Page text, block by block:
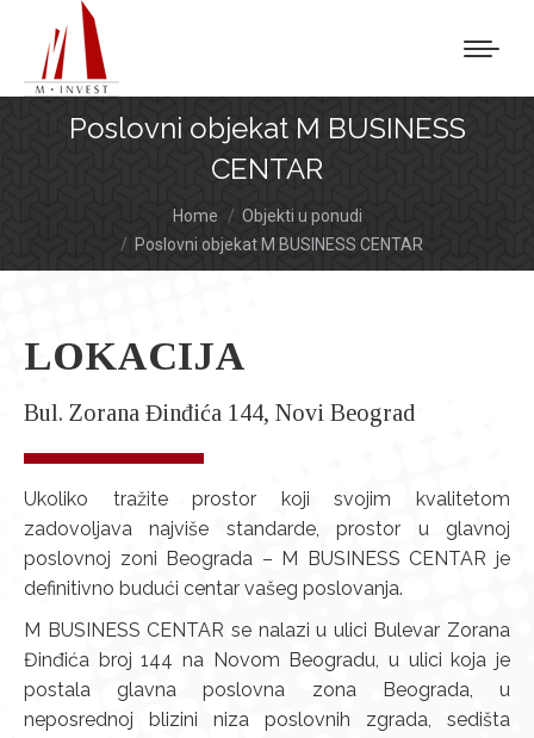
Poslovni objekat M BUSINESS
CENTAR
Home
Objekti u ponudi
Poslovni objekat M BUSINESS CENTAR
LOKACIJA
Bul. Zorana Đinđića 144, Novi Beograd
Ukoliko tražite prostor koji svojim kvalitetom
zadovoljava najviše standarde, prostor u glavnoj
poslovnoj zoni Beograda – M BUSINESS CENTAR je
definitivno budući centar vašeg poslovanja.
M BUSINESS CENTAR se nalazi u ulici Bulevar Zorana
Đinđića broj 144 na Novom Beogradu, u ulici koja je
postala glavna poslovna zona Beograda, u
neposrednoj blizini niza poslovnih zgrada, sedišta